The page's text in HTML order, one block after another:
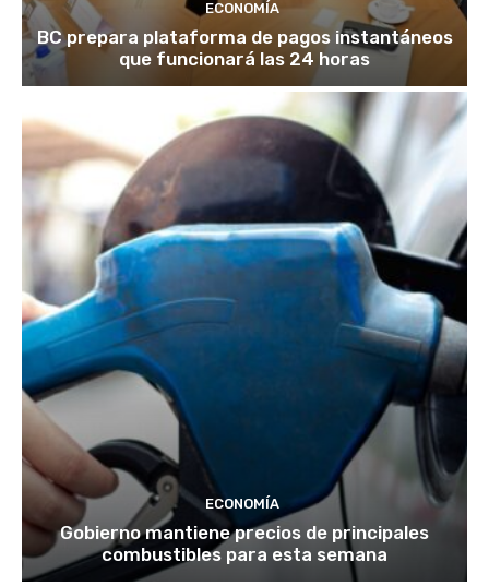
ECONOMÍA
BC prepara plataforma de pagos instantáneos
que funcionará las 24 horas
ECONOMÍA
Gobierno mantiene precios de principales
combustibles para esta semana